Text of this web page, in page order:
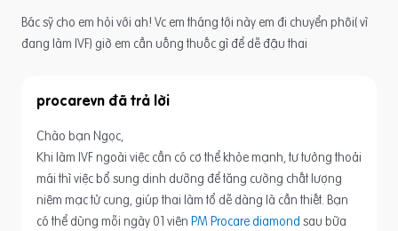
Bác sỹ cho em hỏi với ah! Vc em tháng tới này em đi chuyển phôi( vì
đang làm IVF) giờ em cần uống thuốc gì để dễ đậu thai
procarevn
Chào bạn Ngọc,
Khi làm IVF ngoài việc cần có cơ thể khỏe mạnh, tư tưởng thoải
mái thì việc bổ sung dinh dưỡng để tăng cường chất lượng
niêm mạc tử cung, giúp thai làm tổ dễ dàng là cần thiết. Bạn
có thể dùng mỗi ngày 01 viên PM Procare diamond sau bữa